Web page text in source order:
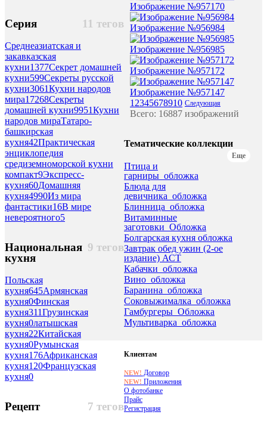
11 тегов
Серия
Среднеазиатская и
закавказская
кухни1377Секрет домашней
кухни599Секреты русской
кухни3061Кухни народов
мира17268Секреты
домашней кухни9951Кухни
народов мираТатаро-
башкирская
кухня42Практическая
энциклопедия
средиземноморской кухни
компакт9Экспресс-
кухня60Домашняя
кухня4990Из мира
фантастики16В мире
невероятного5
9 тегов
Национальная
кухня
Польская
кухня645Армянская
кухня0Финская
кухня311Грузинская
кухня0латышская
кухня22Китайская
кухня0Румынская
кухня176Африканская
кухня120Французская
кухня0
7 тегов
Рецепт
Изображение №957170
Изображение №956984
Изображение №956985
Изображение №957172
Изображение №957147
1 2345678910 Следующая
Всего: 16887 изображений
Тематические коллекции
Еще
Птица и
гарниры_обложка
Блюда для
девичника_обложка
Блинница_обложка
Витаминные
заготовки_Обложка
Болгарская кухня обложка
Завтрак обед ужин (2-ое
издание) АСТ
Кабачки_обложка
Вино_обложка
Баранина_обложка
Соковыжималка_обложка
Гамбургеры_Обложка
Мультиварка_обложка
Клиентам
NEW! Договор
NEW! Приложения
О фотобанке
Прайс
Регистрация